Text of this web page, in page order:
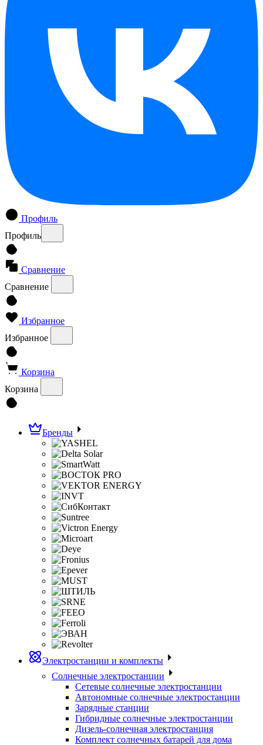
Профиль
Профиль
Сравнение
Сравнение
Избранное
Избранное
Корзина
Корзина
Бренды
Электростанции и комплекты
Солнечные электростанции
Сетевые солнечные электростанции
Автономные солнечные электростанции
Зарядные станции
Гибридные солнечные электростанции
Дизель-солнечная электростанция
Комплект солнечных батарей для дома